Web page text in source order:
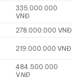
335.000.000
VNĐ
278.000.000 VNĐ
219.000.000 VNĐ
484.500.000
VNĐ